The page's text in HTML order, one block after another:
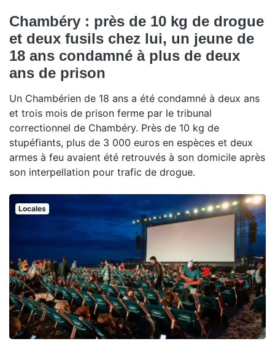
Chambéry : près de 10 kg de drogue
et deux fusils chez lui, un jeune de
18 ans condamné à plus de deux
ans de prison
Un Chambérien de 18 ans a été condamné à deux ans
et trois mois de prison ferme par le tribunal
correctionnel de Chambéry. Près de 10 kg de
stupéfiants, plus de 3 000 euros en espèces et deux
armes à feu avaient été retrouvés à son domicile après
son interpellation pour trafic de drogue.
Locales